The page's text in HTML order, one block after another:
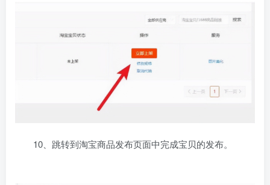
10、跳转到淘宝商品发布页面中完成宝贝的发布。